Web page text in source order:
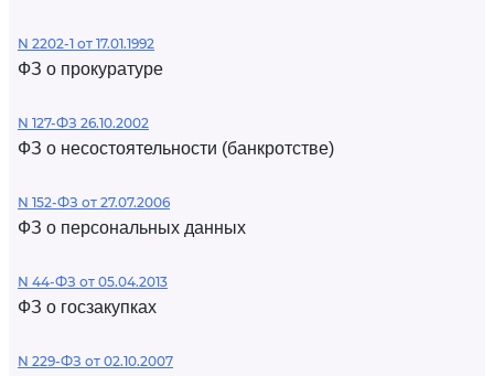
N 2202-1 от 17.01.1992
ФЗ о прокуратуре
N 127-ФЗ 26.10.2002
ФЗ о несостоятельности (банкротстве)
N 152-ФЗ от 27.07.2006
ФЗ о персональных данных
N 44-ФЗ от 05.04.2013
ФЗ о госзакупках
N 229-ФЗ от 02.10.2007